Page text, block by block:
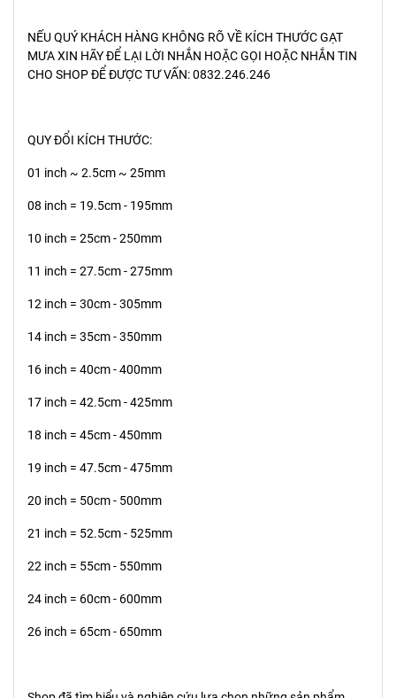
NẾU QUÝ KHÁCH HÀNG KHÔNG RÕ VỀ KÍCH THƯỚC GẠT
MƯA XIN HÃY ĐỂ LẠI LỜI NHẮN HOẶC GỌI HOẶC NHẮN TIN
CHO SHOP ĐỂ ĐƯỢC TƯ VẤN: 0832.246.246
QUY ĐỔI KÍCH THƯỚC:
01 inch ~ 2.5cm ~ 25mm
08 inch = 19.5cm - 195mm
10 inch = 25cm - 250mm
11 inch = 27.5cm - 275mm
12 inch = 30cm - 305mm
14 inch = 35cm - 350mm
16 inch = 40cm - 400mm
17 inch = 42.5cm - 425mm
18 inch = 45cm - 450mm
19 inch = 47.5cm - 475mm
20 inch = 50cm - 500mm
21 inch = 52.5cm - 525mm
22 inch = 55cm - 550mm
24 inch = 60cm - 600mm
26 inch = 65cm - 650mm